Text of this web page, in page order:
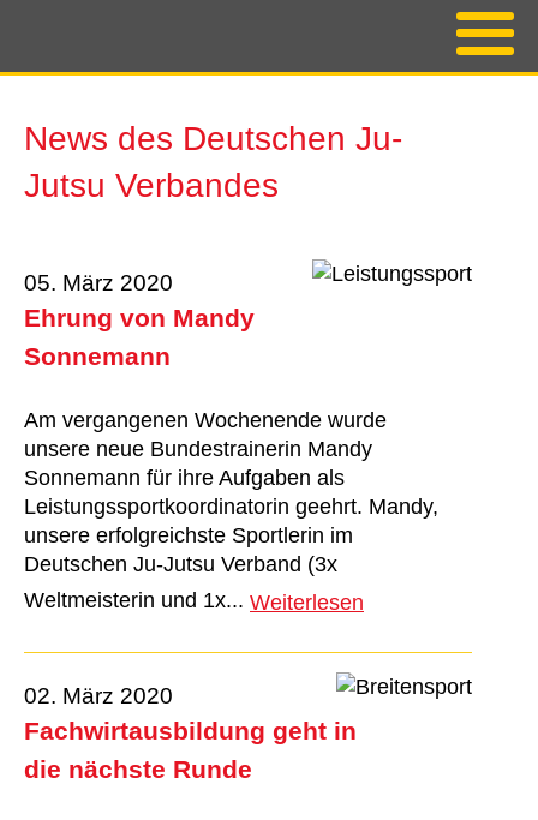
News des Deutschen Ju-
Jutsu Verbandes
05. März 2020
Ehrung von Mandy
Sonnemann
Am vergangenen Wochenende wurde
unsere neue Bundestrainerin Mandy
Sonnemann für ihre Aufgaben als
Leistungssportkoordinatorin geehrt. Mandy,
unsere erfolgreichste Sportlerin im
Deutschen Ju-Jutsu Verband (3x
Weltmeisterin und 1x... Weiterlesen
02. März 2020
Fachwirtausbildung geht in
die nächste Runde